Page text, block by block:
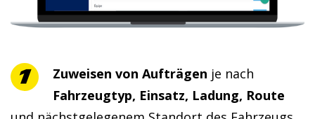
Zuweisen von Aufträgen je nach
Fahrzeugtyp, Einsatz, Ladung, Route